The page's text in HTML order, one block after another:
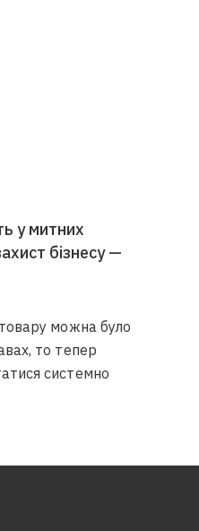
у митних
бізнесу —
можна було
то тепер
системно